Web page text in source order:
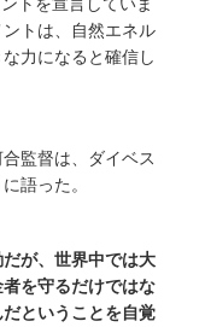
トは、自然エネル
力になると確信し
監督は、ダイベス
語った。
だが、世界中では大
を守るだけではな
ということを自覚